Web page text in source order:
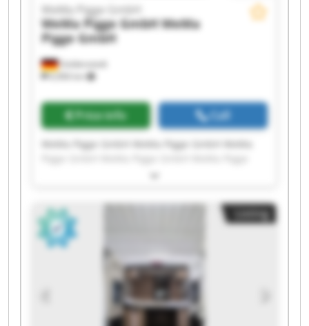
Goldenstedt
6,906 km
WeMa Pigge GmbH
WeMa Pigge GmbHWeMa
Pigge GmbH
Price info Call
WeMa Pigge GmbH WeMa Pigge GmbH WeMa
GmbH WeMa Pigge GmbH WeMa Pigge GmbH
Pigge GmbH WeMa Pigge GmbH WeMa Pigge
GmbH WeMa Pigge GmbH WeMa Pigge GmbH
WeMa Pigge GmbH WeMa Pigge GmbH WeMa
Pigge GmbH WeMa Pigge GmbH WeMa Pigge
GmbH WeMa Pigge GmbH
Listing